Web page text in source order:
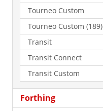
Tourneo Custom
Tourneo Custom (189)
Transit
Transit Connect
Transit Custom
Forthing